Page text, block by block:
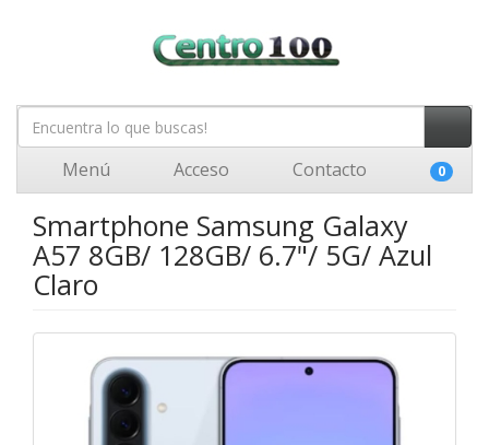
Menú Acceso Contacto 0
Smartphone Samsung Galaxy
A57 8GB/ 128GB/ 6.7"/ 5G/ Azul
Claro